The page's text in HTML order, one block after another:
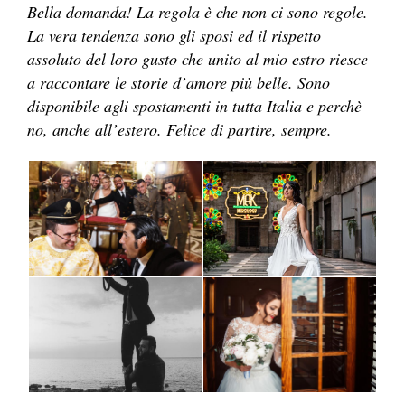
Bella domanda! La regola è che non ci sono regole.
La vera tendenza sono gli sposi ed il rispetto
assoluto del loro gusto che unito al mio estro riesce
a raccontare le storie d’amore più belle. Sono
disponibile agli spostamenti in tutta Italia e perchè
no, anche all’estero. Felice di partire, sempre.